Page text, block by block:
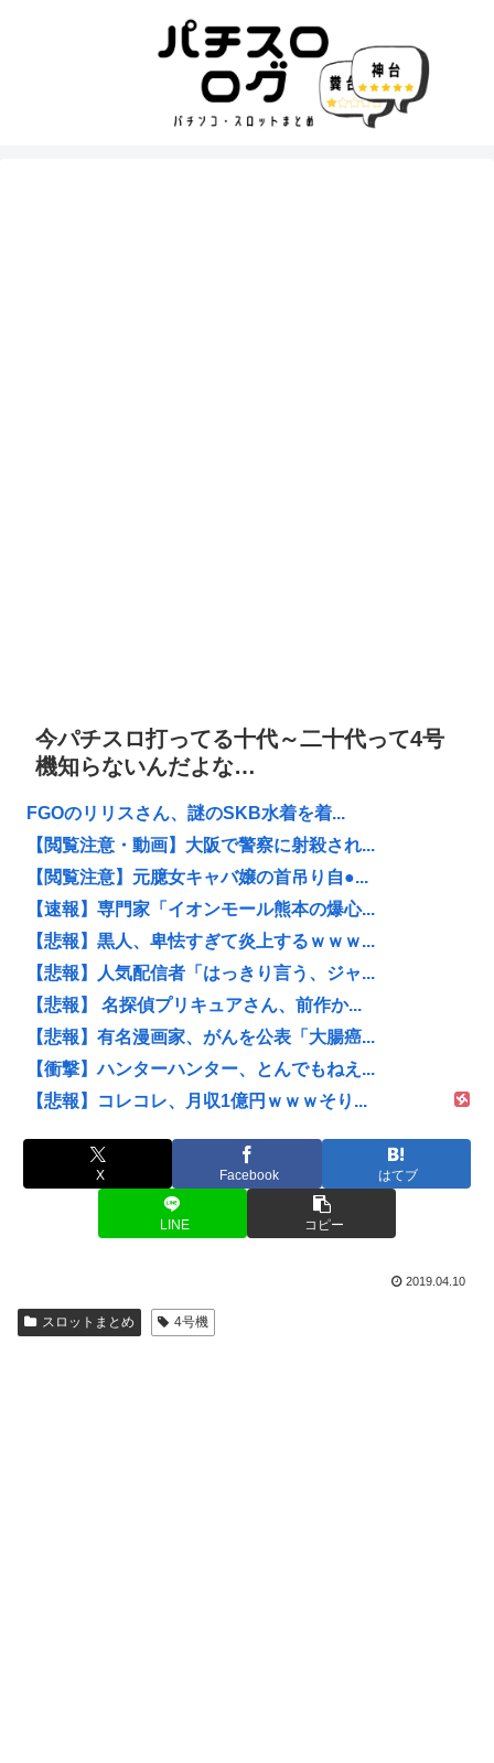
今パチスロ打ってる十代～二十代って4号
機知らないんだよな…
FGOのリリスさん、謎のSKB水着を着...
【閲覧注意・動画】大阪で警察に射殺され...
【閲覧注意】元臆女キャバ嬢の首吊り自●...
【速報】専門家「イオンモール熊本の爆心...
【悲報】黒人、卑怯すぎて炎上するｗｗｗ...
【悲報】人気配信者「はっきり言う、ジャ...
【悲報】 名探偵プリキュアさん、前作か...
【悲報】有名漫画家、がんを公表「大腸癌...
【衝撃】ハンターハンター、とんでもねえ...
【悲報】コレコレ、月収1億円ｗｗｗそり...
X Facebook はてブ
LINE コピー
2019.04.10
スロットまとめ 4号機